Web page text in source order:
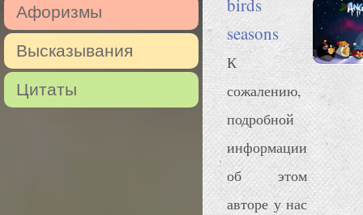
Афоризмы
Высказывания
Цитаты
birds
seasons
К
сожалению,
подробной
информации
об этом
авторе у нас